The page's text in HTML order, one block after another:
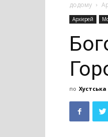
додому
Архієрей
по Хустська